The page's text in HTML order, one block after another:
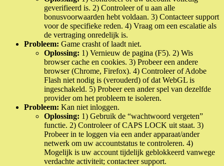
geverifieerd is. 2) Controleer of u aan alle
bonusvoorwaarden hebt voldaan. 3) Contacteer support
voor de specifieke reden. 4) Vraag om een escalatie als
de vertraging onredelijk is.
Probleem: Game crasht of laadt niet.
Oplossing: 1) Vernieuw de pagina (F5). 2) Wis
browser cache en cookies. 3) Probeer een andere
browser (Chrome, Firefox). 4) Controleer of Adobe
Flash niet nodig is (verouderd) of dat WebGL is
ingeschakeld. 5) Probeer een ander spel van dezelfde
provider om het probleem te isoleren.
Probleem: Kan niet inloggen.
Oplossing: 1) Gebruik de “wachtwoord vergeten”
functie. 2) Controleer of CAPS LOCK uit staat. 3)
Probeer in te loggen via een ander apparaat/ander
netwerk om uw accountstatus te controleren. 4)
Mogelijk is uw account tijdelijk geblokkeerd vanwege
verdachte activiteit; contacteer support.